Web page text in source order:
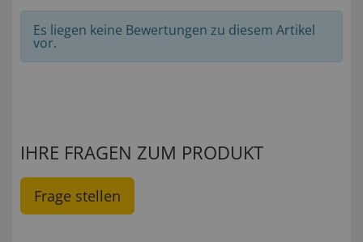
Es liegen keine Bewertungen zu diesem Artikel
vor.
IHRE FRAGEN ZUM PRODUKT
Frage stellen